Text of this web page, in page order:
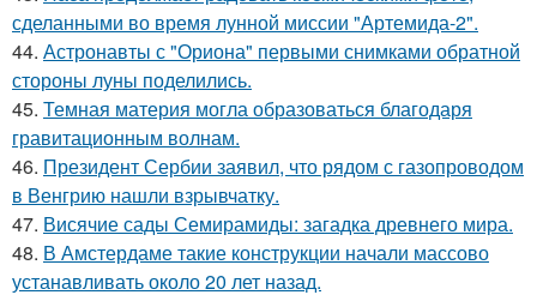
сделанными во время лунной миссии "Артемида-2".
44. Астронавты с "Ориона" первыми снимками обратной
стороны луны поделились.
45. Темная материя могла образоваться благодаря
гравитационным волнам.
46. Президент Сербии заявил, что рядом с газопроводом
в Венгрию нашли взрывчатку.
47. Висячие сады Семирамиды: загадка древнего мира.
48. В Амстердаме такие конструкции начали массово
устанавливать около 20 лет назад.